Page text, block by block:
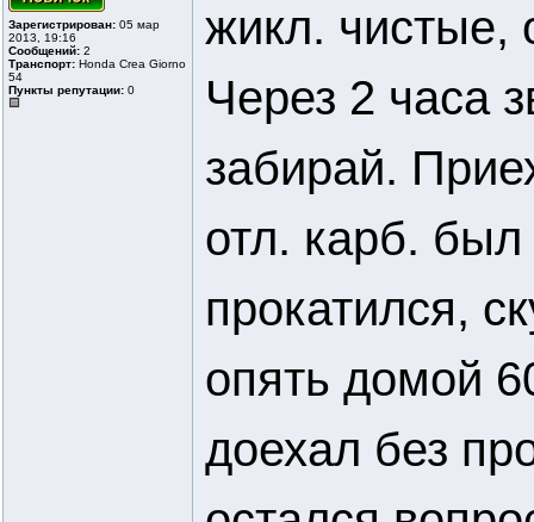
Зарегистрирован: 05 мар
2013, 19:16
Сообщений: 2
Транспорт: Honda Crea Giorno
54
Пункты репутации: 0
жикл. чистые,
Через 2 часа
забирай.
отл. карб.
прокатился,
опять домой
доехал без